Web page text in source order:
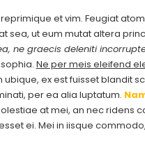
et vim. Feugiat
sea, ut eum mutat altera
ne graecis deleniti
Ne per meis eleifend
ex est fuisset blandit
per ea alia luptatum.
at mei, an nec ridens
ei. Mei in iisque